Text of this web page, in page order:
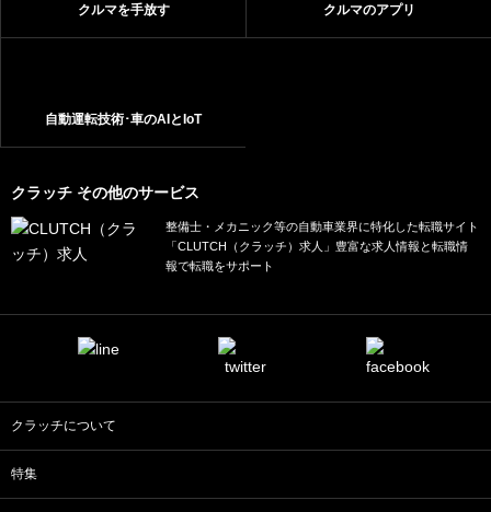
クルマを手放す クルマのアプリ
自動運転技術･車のAIとIoT
クラッチ その他のサービス
整備士・メカニック等の自動車業界に特化した転職サイト
「CLUTCH（クラッチ）求人」豊富な求人情報と転職情
報で転職をサポート
クラッチについて
特集